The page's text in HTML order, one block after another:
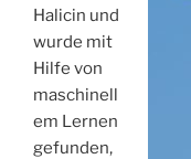
Halicin und
wurde mit
Hilfe von
maschinell
em Lernen
gefunden,